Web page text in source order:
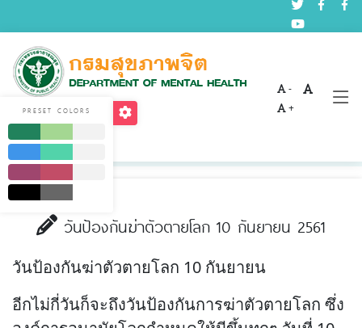
-
+
บทความด้านสุขภาพจิต
Home บริการ
วันป้องกันฆ่าตัวตายโลก 10 กันยายน 2561
วันป้องกันฆ่าตัวตายโลก 10 กันยายน
อีกไม่กี่วันก็จะถึงวันป้องกันการฆ่าตัวตายโลก ซึ่ง
PRESET COLORS